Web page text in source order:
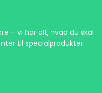
– vi har alt, hvad du skal
til specialprodukter.